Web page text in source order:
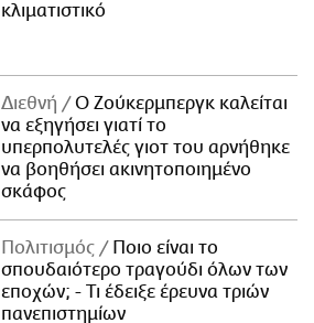
κλιματιστικό
Διεθνή
Ο Ζούκερμπεργκ καλείται
να εξηγήσει γιατί το
υπερπολυτελές γιοτ του αρνήθηκε
να βοηθήσει ακινητοποιημένο
σκάφος
Πολιτισμός
Ποιο είναι το
σπουδαιότερο τραγούδι όλων των
εποχών; - Τι έδειξε έρευνα τριών
πανεπιστημίων